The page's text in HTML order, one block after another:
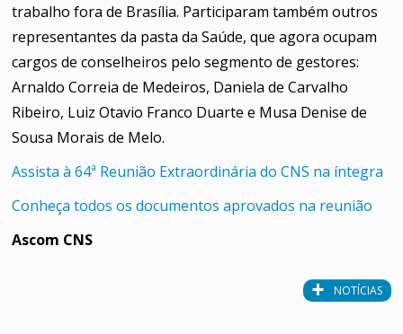
trabalho fora de Brasília. Participaram também outros
representantes da pasta da Saúde, que agora ocupam
cargos de conselheiros pelo segmento de gestores:
Arnaldo Correia de Medeiros, Daniela de Carvalho
Ribeiro, Luiz Otavio Franco Duarte e Musa Denise de
Sousa Morais de Melo.
Assista à 64ª Reunião Extraordinária do CNS na íntegra
Conheça todos os documentos aprovados na reunião
Ascom CNS
NOTÍCIAS